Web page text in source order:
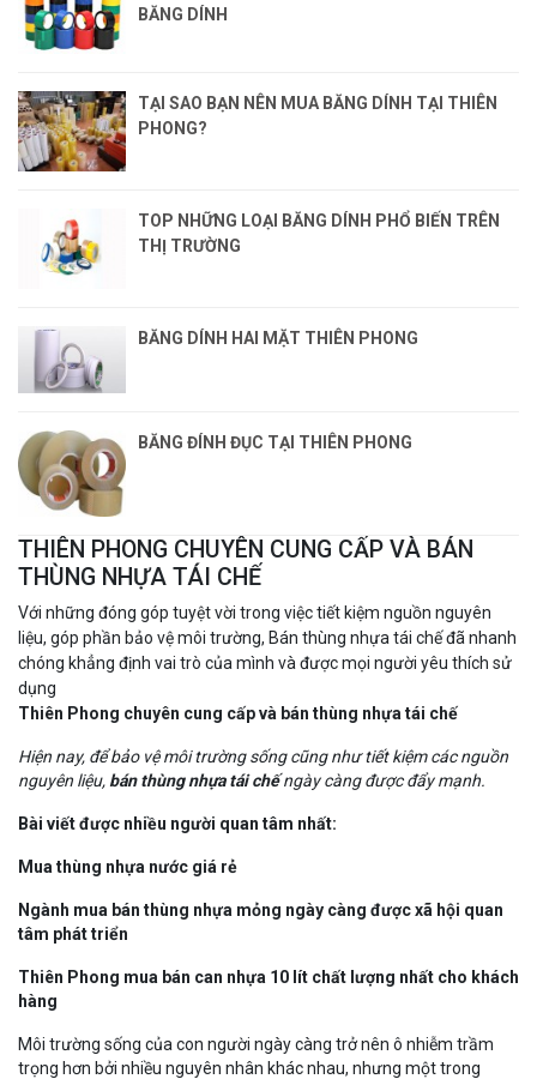
THIÊN PHONG CHUYÊN CUNG CẤP VÀ BÁN
THÙNG NHỰA TÁI CHẾ
Với những đóng góp tuyệt vời trong việc tiết kiệm nguồn nguyên
liệu, góp phần bảo vệ môi trường, Bán thùng nhựa tái chế đã nhanh
chóng khẳng định vai trò của mình và được mọi người yêu thích sử
dụng
Thiên Phong chuyên cung cấp và bán thùng nhựa tái chế
Hiện nay, để bảo vệ môi trường sống cũng như tiết kiệm các nguồn
nguyên liệu, bán thùng nhựa tái chếngày càng được đẩy mạnh.
Bài viết được nhiều người quan tâm nhất:
Mua thùng nhựa nước giá rẻ
Ngành mua bán thùng nhựa mỏng ngày càng được xã hội quan
tâm phát triển
Thiên Phong mua bán can nhựa 10 lít chất lượng nhất cho khách
hàng
Môi trường sống của con người ngày càng trở nên ô nhiễm trầm
trọng hơn bởi nhiều nguyên nhân khác nhau, nhưng một trong
BĂNG DÍNH
TẠI SAO BẠN NÊN MUA BĂNG DÍNH TẠI THIÊN
PHONG?
TOP NHỮNG LOẠI BĂNG DÍNH PHỔ BIẾN TRÊN
THỊ TRƯỜNG
BĂNG DÍNH HAI MẶT THIÊN PHONG
BĂNG ĐÍNH ĐỤC TẠI THIÊN PHONG